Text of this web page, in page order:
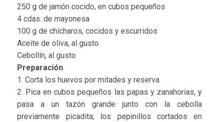
250 g de jamón cocido, en cubos pequeños
4 cdas. de mayonesa
100 g de chícharos, cocidos y escurridos
Aceite de oliva, al gusto
Cebollín, al gusto
Preparación
1. Corta los huevos por mitades y reserva.
2. Pica en cubos pequeños las papas y zanahorias, y
pasa a un tazón grande junto con la cebolla
previamente picadita; los pepinillos cortados en